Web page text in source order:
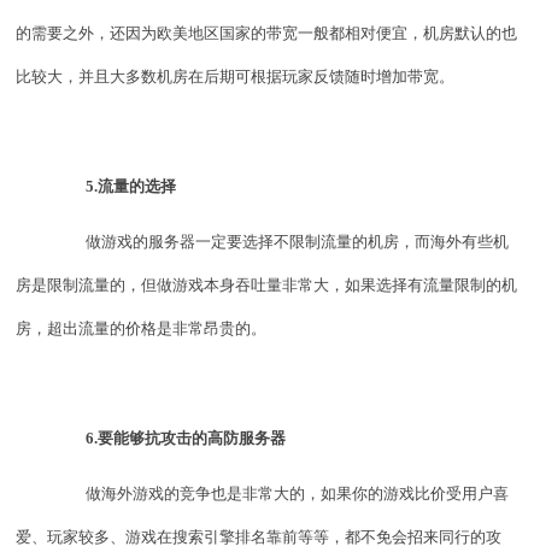
的需要之外，还因为欧美地区国家的带宽一般都相对便宜，机房默认的也
比较大，并且大多数机房在后期可根据玩家反馈随时增加带宽。
5.流量的选择
做游戏的服务器一定要选择不限制流量的机房，而海外有些机
房是限制流量的，但做游戏本身吞吐量非常大，如果选择有流量限制的机
房，超出流量的价格是非常昂贵的。
6.要能够抗攻击的高防服务器
做海外游戏的竞争也是非常大的，如果你的游戏比价受用户喜
爱、玩家较多、游戏在搜索引擎排名靠前等等，都不免会招来同行的攻